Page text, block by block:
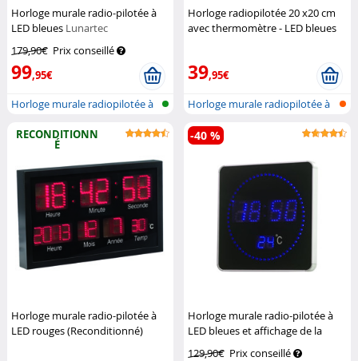
Horloge murale radio-pilotée à
LED bleues Lunartec
179,90€ Prix conseillé
99,95€
Horloge murale radiopilotée à
Horloge radiopilotée 20 x20 cm
avec thermomètre - LED bleues
39,95€
Horloge murale radiopilotée à
LED a...
RECONDITIONN
É
Horloge murale radio-pilotée à
LED rouges (Reconditionné)
Horloge murale radio-pilotée à
LED bleues et affichage de la
Lunartec
129,90€ Prix conseillé
-40 %